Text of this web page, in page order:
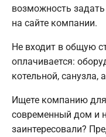
возможность
на сайте компании.
Не входит в общую
оплачивается:
котельной,
Ищете компанию для
современный дом и
заинтересовали?